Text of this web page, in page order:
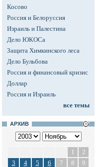
Косово
Россия и Белоруссия
Израиль и Палестина
Дело ЮКОСа
Защита Химкинского леса
Дело Бульбова
Россия и финансовый кризис
Доллар
Россия и Израиль
все темы
АРХИВ
1
2
3
4 5 6 7 8
9